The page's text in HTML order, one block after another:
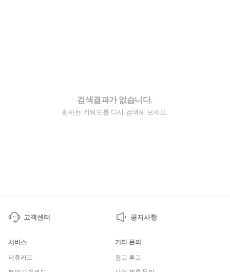
검색결과가 없습니다.
원하는 키워드를 다시 검색해 보세요.
고객센터 공지사항
서비스
제휴카드
기타 문의
원고 투고